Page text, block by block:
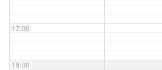
VS-Intern
17:00
18:00